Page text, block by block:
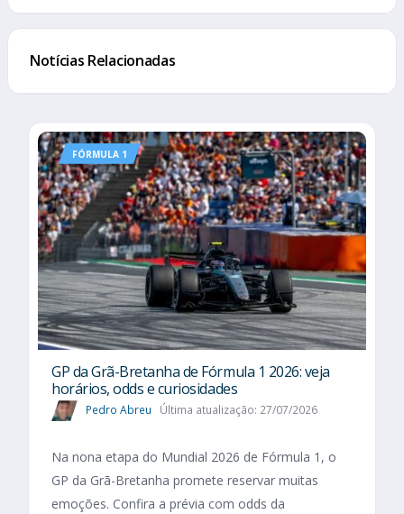
Notícias Relacionadas
FÓRMULA 1
GP da Grã-Bretanha de Fórmula 1 2026: veja
horários, odds e curiosidades
Pedro Abreu Última atualização: 27/07/2026
Na nona etapa do Mundial 2026 de Fórmula 1, o
GP da Grã-Bretanha promete reservar muitas
emoções. Confira a prévia com odds da